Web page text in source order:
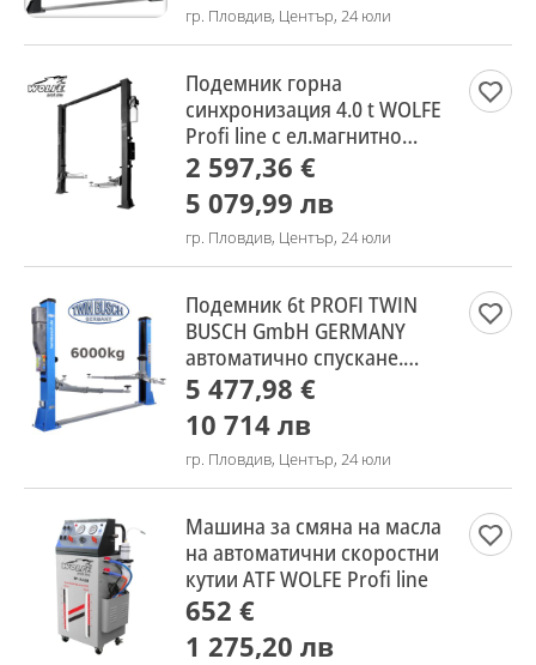
гр. Пловдив, Център, 24 юли
Подемник горна
синхронизация 4.0 t WOLFE
Profi line с ел.магнитно
заключване.. ЛИЗИНГ
2 597,36 €
5 079,99 лв
гр. Пловдив, Център, 24 юли
Подемник 6t PROFI TWIN
BUSCH GmbH GERMANY
автоматично спускане.
ЛИЗИНГ
5 477,98 €
10 714 лв
гр. Пловдив, Център, 24 юли
Машина за смяна на масла
на автоматични скоростни
кутии ATF WOLFE Profi line
652 €
1 275,20 лв